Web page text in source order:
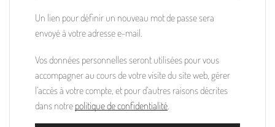
Un lien pour définir un nouveau mot de passe sera
envoyé à votre adresse e-mail.
Vos données personnelles seront utilisées pour vous
accompagner au cours de votre visite du site web, gérer
l’accès à votre compte, et pour d’autres raisons décrites
dans notre politique de confidentialité